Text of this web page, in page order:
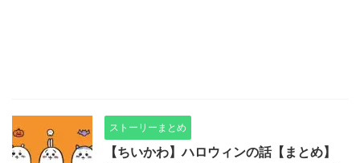
ストーリーまとめ
【ちいかわ】ハロウィンの話【まとめ】